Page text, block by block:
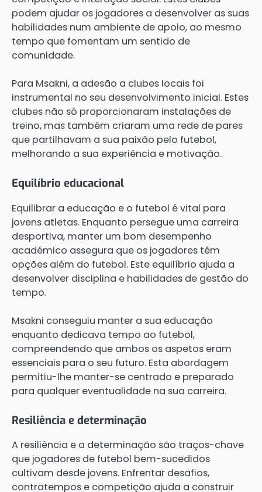
podem ajudar os jogadores a desenvolver as suas
habilidades num ambiente de apoio, ao mesmo
tempo que fomentam um sentido de
comunidade.
Para Msakni, a adesão a clubes locais foi
instrumental no seu desenvolvimento inicial. Estes
clubes não só proporcionaram instalações de
treino, mas também criaram uma rede de pares
que partilhavam a sua paixão pelo futebol,
melhorando a sua experiência e motivação.
Equilíbrio educacional
Equilibrar a educação e o futebol é vital para
jovens atletas. Enquanto persegue uma carreira
desportiva, manter um bom desempenho
académico assegura que os jogadores têm
opções além do futebol. Este equilíbrio ajuda a
desenvolver disciplina e habilidades de gestão do
tempo.
Msakni conseguiu manter a sua educação
enquanto dedicava tempo ao futebol,
compreendendo que ambos os aspetos eram
essenciais para o seu futuro. Esta abordagem
permitiu-lhe manter-se centrado e preparado
para qualquer eventualidade na sua carreira.
Resiliência e determinação
A resiliência e a determinação são traços-chave
que jogadores de futebol bem-sucedidos
cultivam desde jovens. Enfrentar desafios,
contratempos e competição ajuda a construir